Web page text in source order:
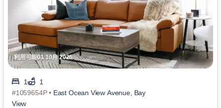
利用可能01 10月 2026
1
1
#1059654P • East Ocean View Avenue, Bay
View